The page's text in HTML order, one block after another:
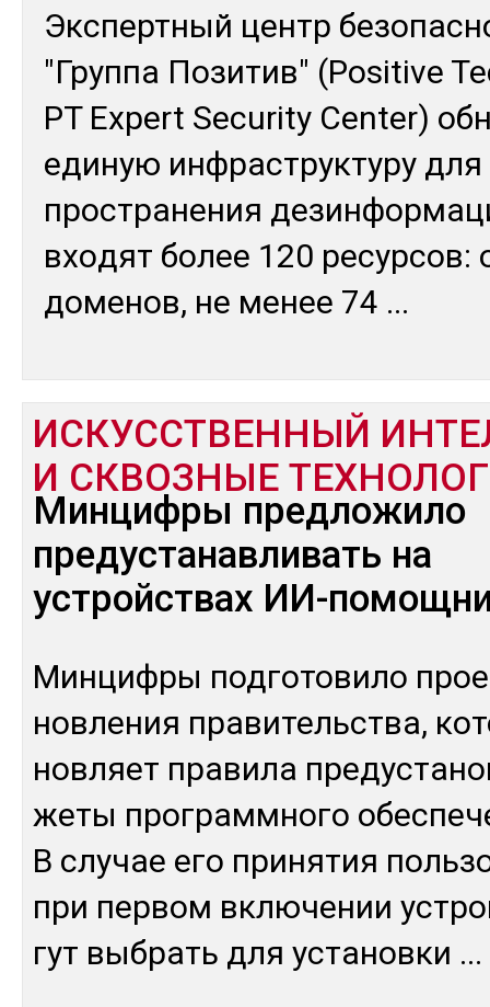
Эк­спертный центр
"Груп­па По­зитив" (Positive
PT Expert Security Center)
еди­ную ин­фраструк­ту­ру
простра­нения
вхо­дят бо­лее 120 ре­сур­сов:
до­менов, не ме­нее 74 ...
ИСКУССТВЕННЫЙ
И СКВОЗНЫЕ
Минцифры предложило
предустанавливать на
устройствах ИИ-
Мин­циф­ры под­го­тови­ло
нов­ле­ния пра­витель­ства,
нов­ляет пра­вила
же­ты прог­рам­мно­го
В слу­чае его при­нятия
при пер­вом вклю­чении
гут выб­рать для ус­та­нов­ки ...